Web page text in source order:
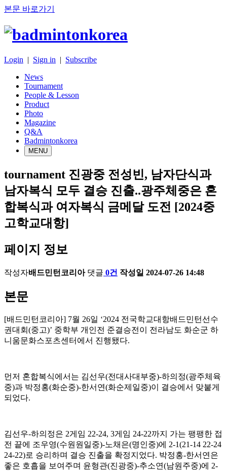
본문 바로가기
Login | Sign in | Subscribe
News
Tournament
People & Lesson
Product
Photo
Magazine
Q&A
Badmintonkorea
MENU
tournament 진광중 전성빈, 남자단식과
남자복식 모두 결승 진출..광주체중은 혼
합복식과 여자복식 금메달 도전 [2024중
고학교대항]
페이지 정보
작성자배드민턴코리아 댓글 0건 작성일 2024-07-26 14:48
본문
[배드민턴코리아] 7월 26일 ‘2024 전국학교대항배드민턴선수
권대회 (중고)’ 중학부 개인전 준결승전이 전라남도 화순군 하
니움문화스포츠센터에서 진행됐다.
먼저 혼합복식에서는 김선우(전대사대부중)-하의정(광주체육
중)과 박정홍(화순중)-한서연(화순제일중)이 결승에서 맞붙게
되었다.
김선우-하의정은 2게임 22-24, 3게임 24-22까지 가는 팽팽한 접
전 끝에 조우영(수원원일중)-노채은(명인중)에 2-1(21-14 22-24
24-22)로 승리하며 결승 진출을 확정지었다. 박정홍-한서연은
좋은 호흡을 보여주며 윤형관(진광중)-추소연(남원주중)에 2-